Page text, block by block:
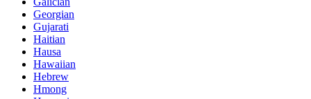
Georgian
Gujarati
Haitian
Hausa
Hawaiian
Hebrew
Hmong